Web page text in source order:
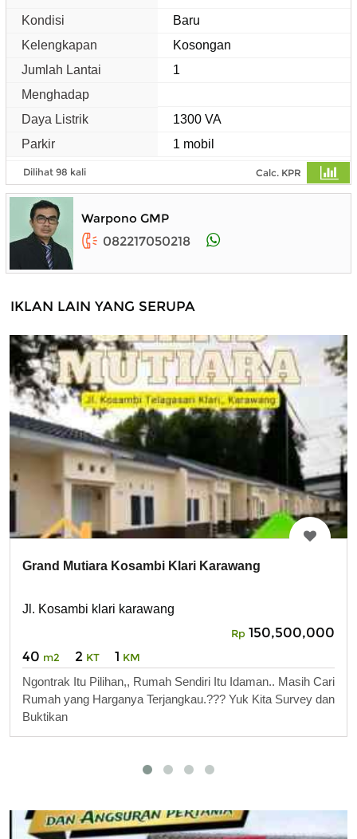
Kondisi
Baru
Kelengkapan
Kosongan
Jumlah Lantai
1
Menghadap
Daya Listrik
1300 VA
Parkir
1 mobil
Dilihat 98 kali Calc. KPR
Warpono GMP
082217050218
IKLAN LAIN YANG SERUPA
Grand Mutiara Kosambi Klari Karawang
Jl. Kosambi klari karawang
Rp 150,500,000
40 m2 2 KT 1 KM
Ngontrak Itu Pilihan,, Rumah Sendiri Itu Idaman.. Masih Cari
Rumah yang Harganya Terjangkau.??? Yuk Kita Survey dan
Buktikan